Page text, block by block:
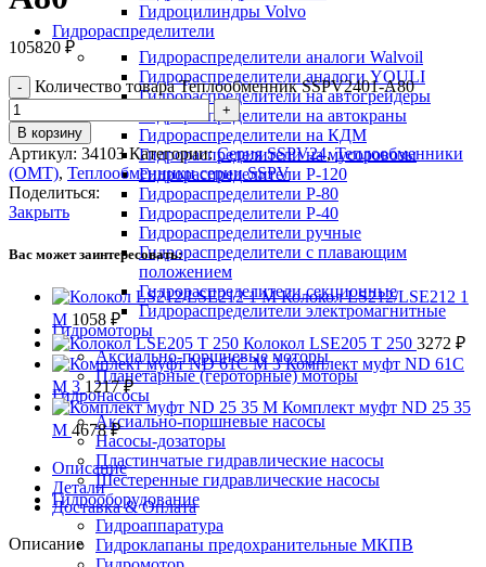
Гидроцилиндры Volvo
Гидрораспределители
Гидрораспределители аналоги Walvoil
Гидрораспределители аналоги YOULI
Гидрораспределители на автогрейдеры
Гидрораспределители на автокраны
Гидрораспределители на КДМ
Гидрораспределители на мусоровозы
Гидрораспределители Р-120
Гидрораспределители Р-80
Гидрораспределители Р-40
Гидрораспределители ручные
Гидрораспределители с плавающим
положением
Гидрораспределители секционные
Гидрораспределители электромагнитные
Гидромоторы
Аксиально-поршневые моторы
Планетарные (героторные) моторы
Гидронасосы
Аксиально-поршневые насосы
Насосы-дозаторы
Пластинчатые гидравлические насосы
Шестеренные гидравлические насосы
Гидрооборудование
Гидроаппаратура
Гидроклапаны предохранительные МКПВ
105820 ₽
Количество товара Теплообменник SSPV2401-A80
В корзину
Артикул: 34103Категории: Серия SSPV24, Теплообменники
(OMT), Теплообменники серии SSPV
Поделиться:
Закрыть
Вас может заинтересовать:
Колокол LS212/LSE212 1
M 1058 ₽
Колокол LSE205 T 250 3272 ₽
Комплект муфт ND 61C
M 31217₽
Комплект муфт ND 25 35
M 4678₽
Описание
Детали
Доставка & Оплата
Описание